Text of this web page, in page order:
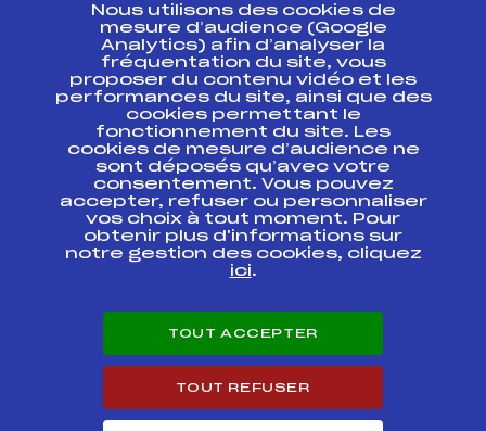
ESPACE PRESSE
Ressources
Pass’Neige
Projet sportif fédéral
Projet de performance fédéral
Antidopage
Pôle Développement, Formation, Suivi
Scientifique
Listes ministérielles
Pôle vie de l’athlète
Carrières
Nous utilisons des cookies de
mesure d’audience (Google
Analytics) afin d’analyser la
fréquentation du site, vous
proposer du contenu vidéo et les
performances du site, ainsi que des
cookies permettant le
fonctionnement du site. Les
cookies de mesure d’audience ne
sont déposés qu’avec votre
consentement. Vous pouvez
accepter, refuser ou personnaliser
vos choix à tout moment. Pour
obtenir plus d'informations sur
notre gestion des cookies, cliquez
ici.
TOUT ACCEPTER
TOUT REFUSER